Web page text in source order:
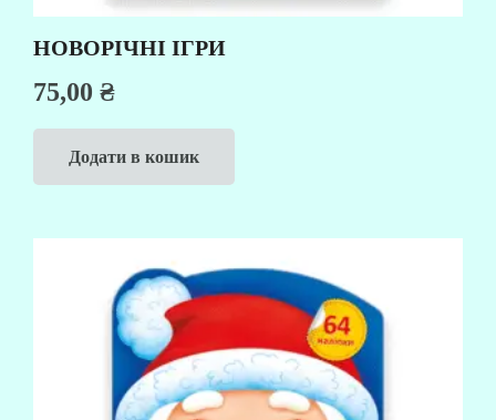
НОВОРІЧНІ ІГРИ
75,00 ₴
Додати в кошик